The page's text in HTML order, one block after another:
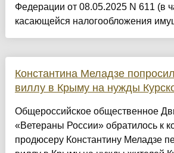
Федерации от 08.05.2025 N 611 (в
касающейся налогообложения
Константина Меладзе
виллу в Крыму на нужды
Общероссийское общественное
«Ветераны России» обратилось к
продюсеру Константину Меладзе